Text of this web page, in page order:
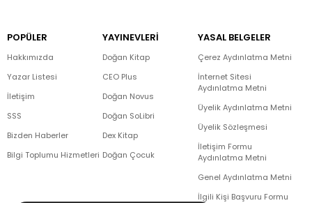
POPÜLER
Hakkımızda
Yazar Listesi
İletişim
SSS
Bizden Haberler
Bilgi Toplumu Hizmetleri
YAYINEVLERİ
Doğan Kitap
CEO Plus
Doğan Novus
Doğan SoLibri
Dex Kitap
Doğan Çocuk
YASAL BELGELER
Çerez Aydınlatma Metni
İnternet Sitesi
Aydınlatma Metni
Üyelik Aydınlatma Metni
Üyelik Sözleşmesi
İletişim Formu
Aydınlatma Metni
Genel Aydınlatma Metni
İlgili Kişi Başvuru Formu